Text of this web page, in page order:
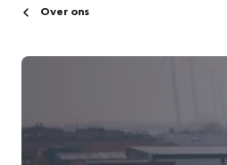
Over ons